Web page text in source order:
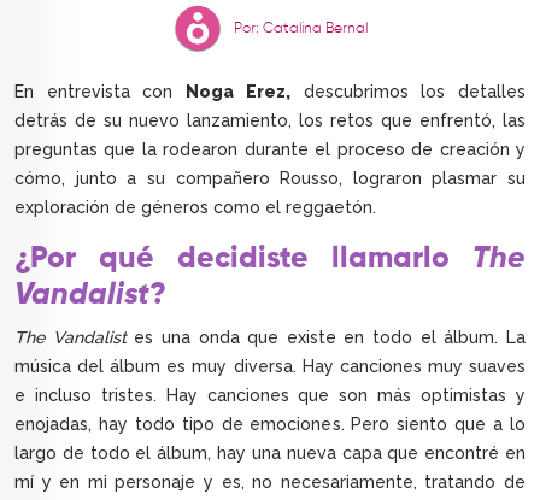
Por: Catalina Bernal
En entrevista con Noga Erez,descubrimos los detalles
detrás de su nuevo lanzamiento, los retos que enfrentó, las
preguntas que la rodearon durante el proceso de creación y
cómo, junto a su compañero Rousso, lograron plasmar su
exploración de géneros como el reggaetón.
¿Por qué decidiste llamarlo The
Vandalist?
The Vandalistes una onda que existe en todo el álbum. La
música del álbum es muy diversa. Hay canciones muy suaves
e incluso tristes. Hay canciones que son más optimistas y
enojadas, hay todo tipo de emociones. Pero siento que a lo
largo de todo el álbum, hay una nueva capa que encontré en
mí y en mi personaje y es, no necesariamente, tratando de